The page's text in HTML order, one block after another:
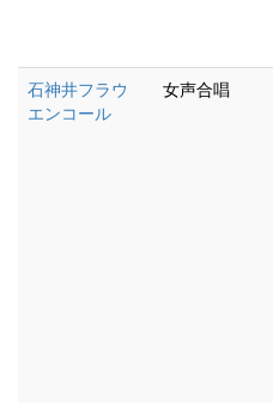
石神井フラウ
エンコール
女声合唱